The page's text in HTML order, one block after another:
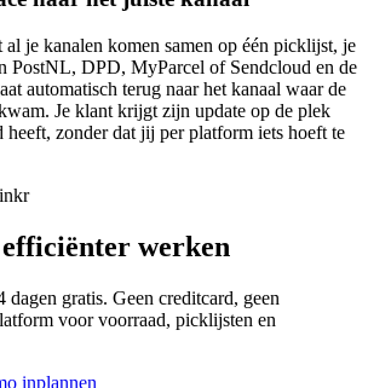
je kanalen komen samen op één picklijst, je
PostNL, DPD, MyParcel of Sendcloud en de
automatisch terug naar het kanaal waar de
Je klant krijgt zijn update op de plek
heeft, zonder dat jij per platform iets hoeft te
efficiënter werken
gratis. Geen creditcard, geen
voor voorraad, picklijsten en
inplannen